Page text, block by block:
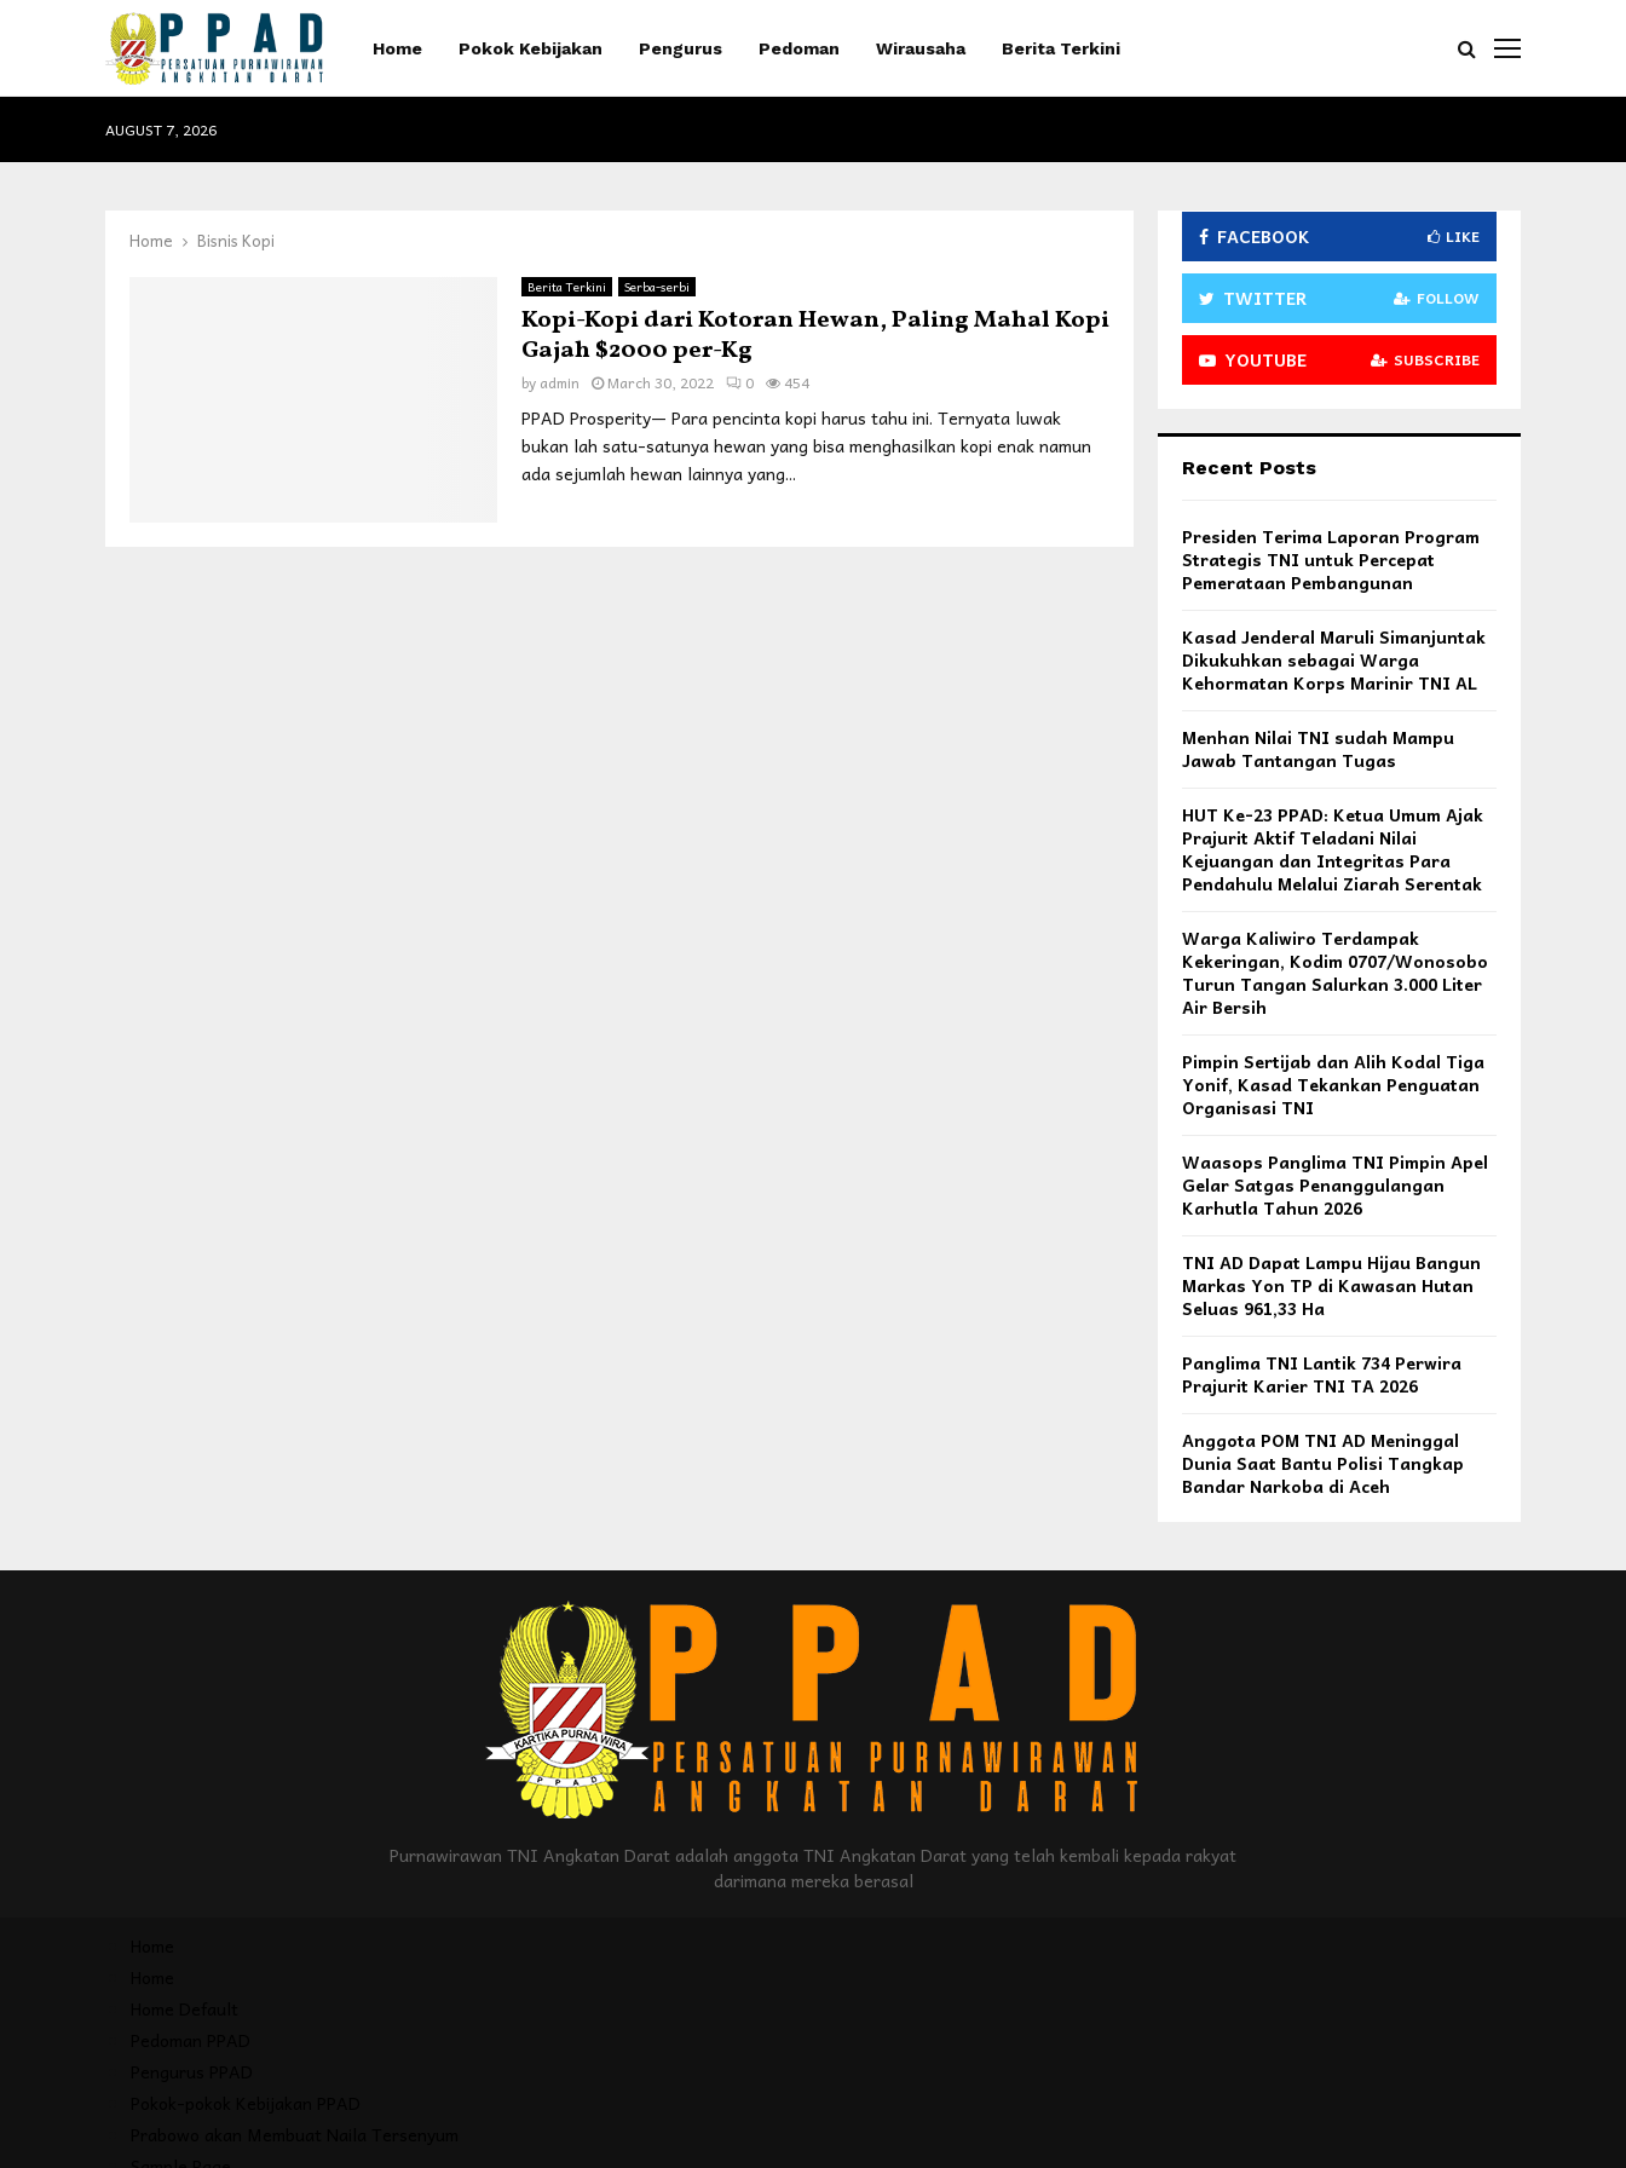
Home Pokok Kebijakan Pengurus Pedoman Wirausaha Berita Terkini
AUGUST 7, 2026
Home Bisnis Kopi
Berita Terkini Serba-serbi
Kopi-Kopi dari Kotoran Hewan, Paling Mahal Kopi
Gajah $2000 per-Kg
by admin March 30, 2022 0 454
PPAD Prosperity— Para pencinta kopi harus tahu ini. Ternyata luwak
bukan lah satu-satunya hewan yang bisa menghasilkan kopi enak namun
ada sejumlah hewan lainnya yang...
FACEBOOK LIKE
TWITTER FOLLOW
YOUTUBE SUBSCRIBE
Recent Posts
Presiden Terima Laporan Program
Strategis TNI untuk Percepat
Pemerataan Pembangunan
Kasad Jenderal Maruli Simanjuntak
Dikukuhkan sebagai Warga
Kehormatan Korps Marinir TNI AL
Menhan Nilai TNI sudah Mampu
Jawab Tantangan Tugas
HUT Ke-23 PPAD: Ketua Umum Ajak
Prajurit Aktif Teladani Nilai
Kejuangan dan Integritas Para
Pendahulu Melalui Ziarah Serentak
Warga Kaliwiro Terdampak
Kekeringan, Kodim 0707/Wonosobo
Turun Tangan Salurkan 3.000 Liter
Air Bersih
Pimpin Sertijab dan Alih Kodal Tiga
Yonif, Kasad Tekankan Penguatan
Organisasi TNI
Waasops Panglima TNI Pimpin Apel
Gelar Satgas Penanggulangan
Karhutla Tahun 2026
TNI AD Dapat Lampu Hijau Bangun
Markas Yon TP di Kawasan Hutan
Seluas 961,33 Ha
Panglima TNI Lantik 734 Perwira
Prajurit Karier TNI TA 2026
Anggota POM TNI AD Meninggal
Dunia Saat Bantu Polisi Tangkap
Bandar Narkoba di Aceh
Purnawirawan TNI Angkatan Darat adalah anggota TNI Angkatan Darat yang telah kembali kepada rakyat
darimana mereka berasal